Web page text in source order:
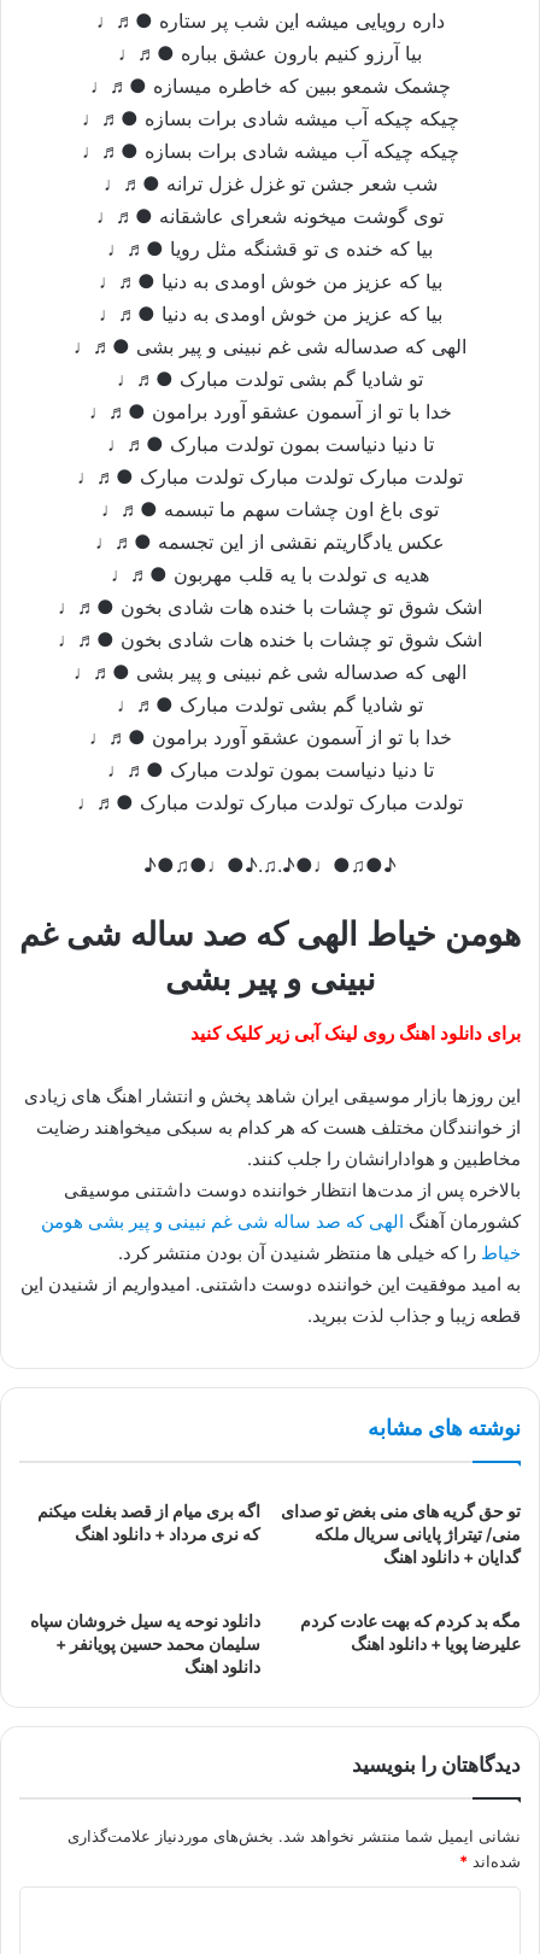
داره رویایی میشه این شب پر ستاره ●♬♩
بیا آرزو کنیم بارون عشق بباره ●♬♩
چشمک شمعو ببین که خاطره میسازه ●♬♩
چیکه چیکه آب میشه شادی برات بسازه ●♬♩
چیکه چیکه آب میشه شادی برات بسازه ●♬♩
شب شعر جشن تو غزل غزل ترانه ●♬♩
توی گوشت میخونه شعرای عاشقانه ●♬♩
بیا که خنده ی تو قشنگه مثل رویا ●♬♩
بیا که عزیز من خوش اومدی به دنیا ●♬♩
بیا که عزیز من خوش اومدی به دنیا ●♬♩
الهی که صدساله شی غم نبینی و پیر بشی ●♬♩
تو شادیا گم بشی تولدت مبارک ●♬♩
خدا با تو از آسمون عشقو آورد برامون ●♬♩
تا دنیا دنیاست بمون تولدت مبارک ●♬♩
تولدت مبارک تولدت مبارک تولدت مبارک ●♬♩
توی باغ اون چشات سهم ما تبسمه ●♬♩
عکس یادگاریتم نقشی از این تجسمه ●♬♩
هدیه ی تولدت با یه قلب مهربون ●♬♩
اشک شوق تو چشات با خنده هات شادی بخون ●♬♩
اشک شوق تو چشات با خنده هات شادی بخون ●♬♩
الهی که صدساله شی غم نبینی و پیر بشی ●♬♩
تو شادیا گم بشی تولدت مبارک ●♬♩
خدا با تو از آسمون عشقو آورد برامون ●♬♩
تا دنیا دنیاست بمون تولدت مبارک ●♬♩
تولدت مبارک تولدت مبارک تولدت مبارک ●♬♩
♪●♫●♩●♪.♫.♪●♩●♫●♪
هومن خیاط الهی که صد ساله شی غم
نبینی و پیر بشی
برای دانلود اهنگ روی لینک آبی زیر کلیک کنید
این روزها بازار موسیقی ایران شاهد پخش و انتشار اهنگ های زیادی
از خوانندگان مختلف هست که هر کدام به سبکی میخواهند رضایت
مخاطبین و هوادارانشان را جلب کنند.
بالاخره پس از مدت‌ها انتظار خواننده دوست داشتنی موسیقی
کشورمان آهنگ الهی که صد ساله شی غم نبینی و پیر بشی هومن
خیاط را که خیلی ها منتظر شنیدن آن بودن منتشر کرد.
به امید موفقیت این خواننده دوست داشتنی. امیدواریم از شنیدن این
قطعه زیبا و جذاب لذت ببرید.
نوشته های مشابه
تو حق گریه های منی بغض تو صدای
منی/ تیتراژ پایانی سریال ملکه
گدایان + دانلود اهنگ
اگه بری میام از قصد بغلت میکنم
که نری مرداد + دانلود اهنگ
مگه بد کردم که بهت عادت کردم
علیرضا پویا + دانلود اهنگ
دانلود نوحه یه سیل خروشان سپاه
سلیمان محمد حسین پویانفر +
دانلود اهنگ
دیدگاهتان را بنویسید
نشانی ایمیل شما منتشر نخواهد شد. بخش‌های موردنیاز علامت‌گذاری
شده‌اند *